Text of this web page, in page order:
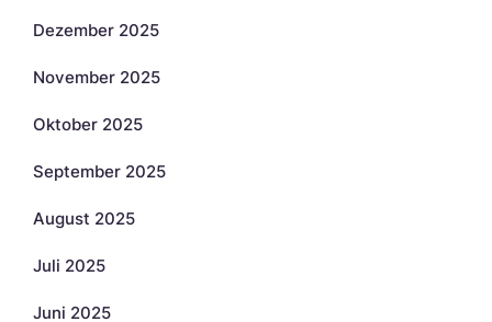
Dezember 2025
November 2025
Oktober 2025
September 2025
August 2025
Juli 2025
Juni 2025